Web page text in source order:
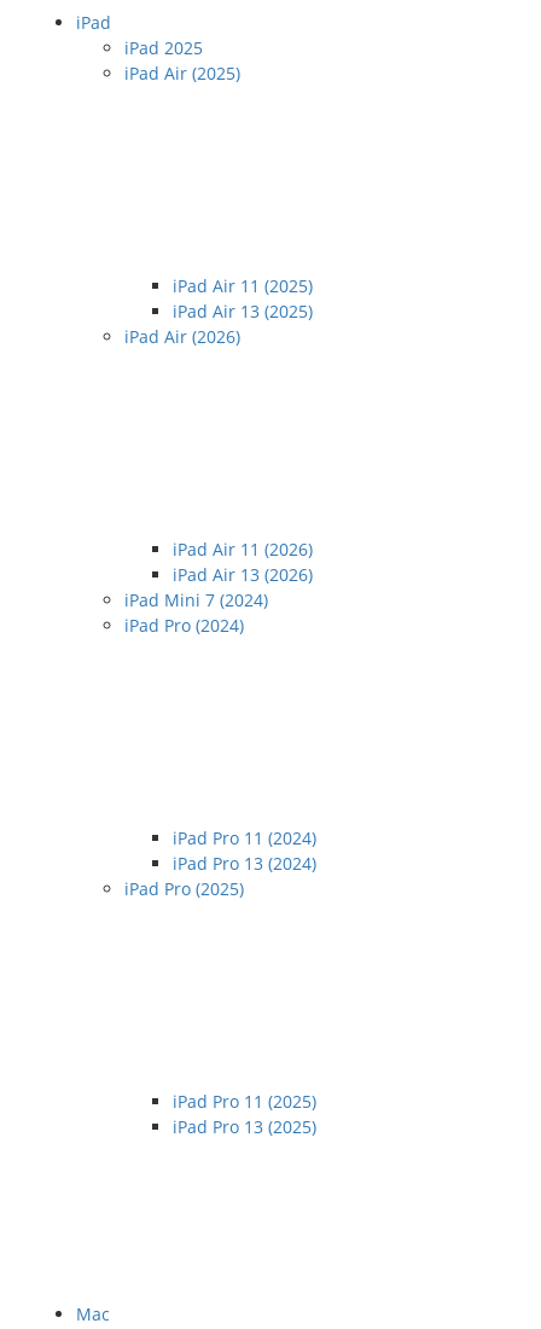
iPad
iPad 2025
iPad Air (2025)
iPad Air 11 (2025)
iPad Air 13 (2025)
iPad Air (2026)
iPad Air 11 (2026)
iPad Air 13 (2026)
iPad Mini 7 (2024)
iPad Pro (2024)
iPad Pro 11 (2024)
iPad Pro 13 (2024)
iPad Pro (2025)
iPad Pro 11 (2025)
iPad Pro 13 (2025)
Mac